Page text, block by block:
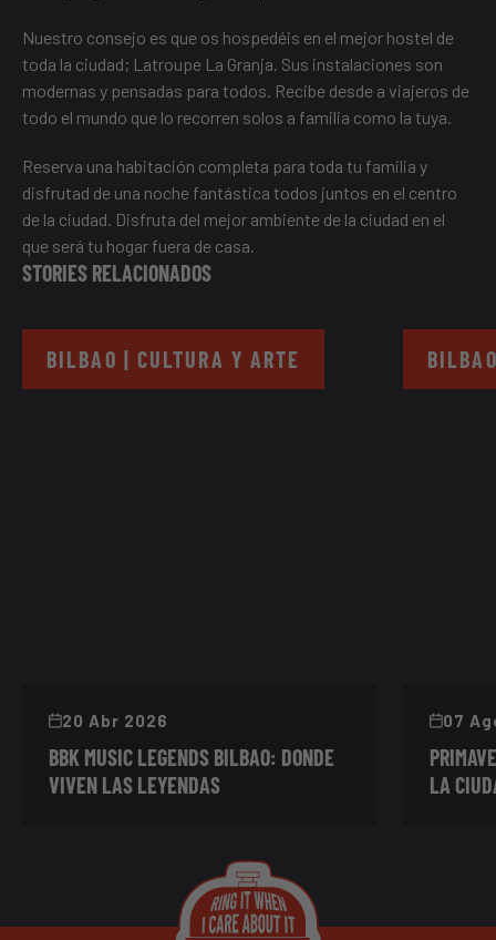
Nuestro consejo es que os hospedéis en el mejor hostel de
toda la ciudad; Latroupe La Granja. Sus instalaciones son
modernas y pensadas para todos. Recibe desde a viajeros de
todo el mundo que lo recorren solos a familia como la tuya.
Reserva una habitación completa para toda tu familia y
disfrutad de una noche fantástica todos juntos en el centro
de la ciudad. Disfruta del mejor ambiente de la ciudad en el
que será tu hogar fuera de casa.
STORIES RELACIONADOS
BILBAO | CULTURA Y ARTE
20 Abr 2026
BBK MUSIC LEGENDS BILBAO: DONDE
VIVEN LAS LEYENDAS
07
LA